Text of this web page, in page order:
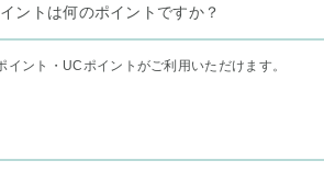
ントは何のポイントですか？
ント・UCポイントがご利用いただけます。